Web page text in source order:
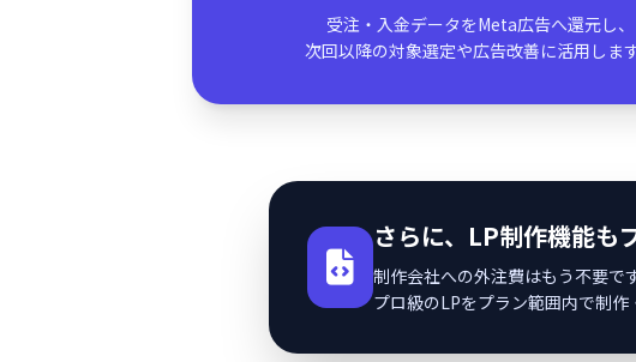
受注・入金データをMeta広告へ還元し、
次回以降の対象選定や広告改善に活用します
さらに、LP制作機能も
制作会社への外注費はもう不要です
プロ級のLPをプラン範囲内で制作